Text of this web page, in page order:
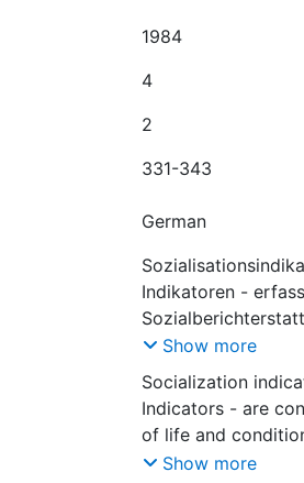
1984
4
2
331-343
German
Indikatoren -
der frühkindliche
bislang kaum
beschreibt Ansatz
die gegenwärtige
Show more
Socialization
Indicators - are
of life and
youth; only very
Show more